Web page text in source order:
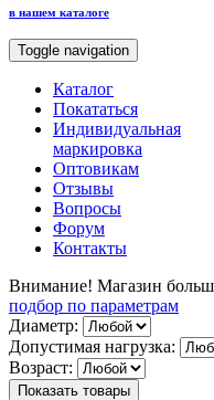
в нашем каталоге
Toggle navigation
Каталог
Покататься
Индивидуальная
маркировка
Оптовикам
Отзывы
Вопросы
Форум
Контакты
Внимание! Магазин
подбор по параметрам
Диаметр:
Допустимая нагрузка:
Возраст:
Показать товары